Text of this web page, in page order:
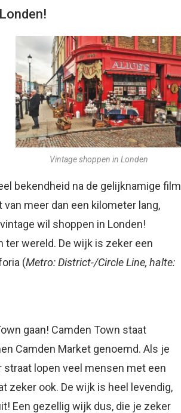
Vintage shoppen in Londen
bekendheid na de gelijknamige film
meer dan een kilometer lang,
wil shoppen in Londen!
ter wereld. De wijk is zeker een
(Metro: District-/Circle Line, halte:
gaan! Camden Town staat
Camden Market genoemd. Als je
lopen veel mensen met een
zeker ook. De wijk is heel levendig,
Een gezellig wijk dus, die je zeker